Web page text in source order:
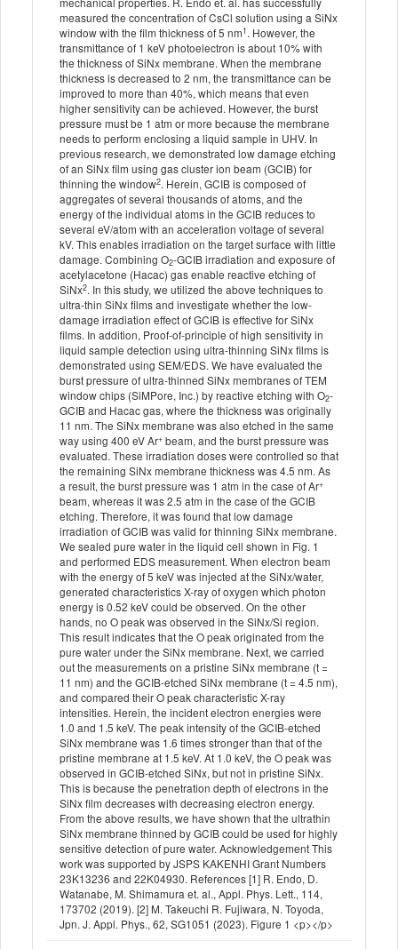
measured the concentration of CsCl solution using a SiNx
window with the film thickness of 5 nm1 . However, the
transmittance of 1 keV photoelectron is about 10% with
the thickness of SiNx membrane. When the membrane
thickness is decreased to 2 nm, the transmittance can be
improved to more than 40%, which means that even
higher sensitivity can be achieved. However, the burst
pressure must be 1 atm or more because the membrane
needs to perform enclosing a liquid sample in UHV. In
previous research, we demonstrated low damage etching
of an SiNx film using gas cluster ion beam (GCIB) for
thinning the window2. Herein, GCIB is composed of
aggregates of several thousands of atoms, and the
energy of the individual atoms in the GCIB reduces to
several eV/atom with an acceleration voltage of several
kV. This enables irradiation on the target surface with little
damage. Combining O2-GCIB irradiation and exposure of
acetylacetone (Hacac) gas enable reactive etching of
SiNx2. In this study, we utilized the above techniques to
ultra-thin SiNx films and investigate whether the low-
damage irradiation effect of GCIB is effective for SiNx
films. In addition, Proof-of-principle of high sensitivity in
liquid sample detection using ultra-thinning SiNx films is
demonstrated using SEM/EDS. We have evaluated the
burst pressure of ultra-thinned SiNx membranes of TEM
window chips (SiMPore, Inc.) by reactive etching with O2-
GCIB and Hacac gas, where the thickness was originally
11 nm. The SiNx membrane was also etched in the same
way using 400 eV Ar+ beam, and the burst pressure was
evaluated. These irradiation doses were controlled so that
the remaining SiNx membrane thickness was 4.5 nm. As
a result, the burst pressure was 1 atm in the case of Ar+
beam, whereas it was 2.5 atm in the case of the GCIB
etching. Therefore, it was found that low damage
irradiation of GCIB was valid for thinning SiNx membrane.
We sealed pure water in the liquid cell shown in Fig. 1
and performed EDS measurement. When electron beam
with the energy of 5 keV was injected at the SiNx/water,
generated characteristics X-ray of oxygen which photon
energy is 0.52 keV could be observed. On the other
hands, no O peak was observed in the SiNx/Si region.
This result indicates that the O peak originated from the
pure water under the SiNx membrane. Next, we carried
out the measurements on a pristine SiNx membrane (t =
11 nm) and the GCIB-etched SiNx membrane (t = 4.5 nm),
and compared their O peak characteristic X-ray
intensities. Herein, the incident electron energies were
1.0 and 1.5 keV. The peak intensity of the GCIB-etched
SiNx membrane was 1.6 times stronger than that of the
pristine membrane at 1.5 keV. At 1.0 keV, the O peak was
observed in GCIB-etched SiNx, but not in pristine SiNx.
This is because the penetration depth of electrons in the
SiNx film decreases with decreasing electron energy.
From the above results, we have shown that the ultrathin
SiNx membrane thinned by GCIB could be used for highly
sensitive detection of pure water. Acknowledgement This
work was supported by JSPS KAKENHI Grant Numbers
23K13236 and 22K04930. References [1] R. Endo, D.
Watanabe, M. Shimamura et. al., Appl. Phys. Lett., 114,
173702 (2019). [2] M. Takeuchi R. Fujiwara, N. Toyoda,
Jpn. J. Appl. Phys., 62, SG1051 (2023). Figure 1 <p></p>